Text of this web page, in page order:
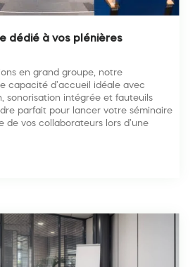
dédié à vos plénières
en grand groupe, notre
capacité d’accueil idéale avec
sonorisation intégrée et fauteuils
parfait pour lancer votre séminaire
de vos collaborateurs lors d’une